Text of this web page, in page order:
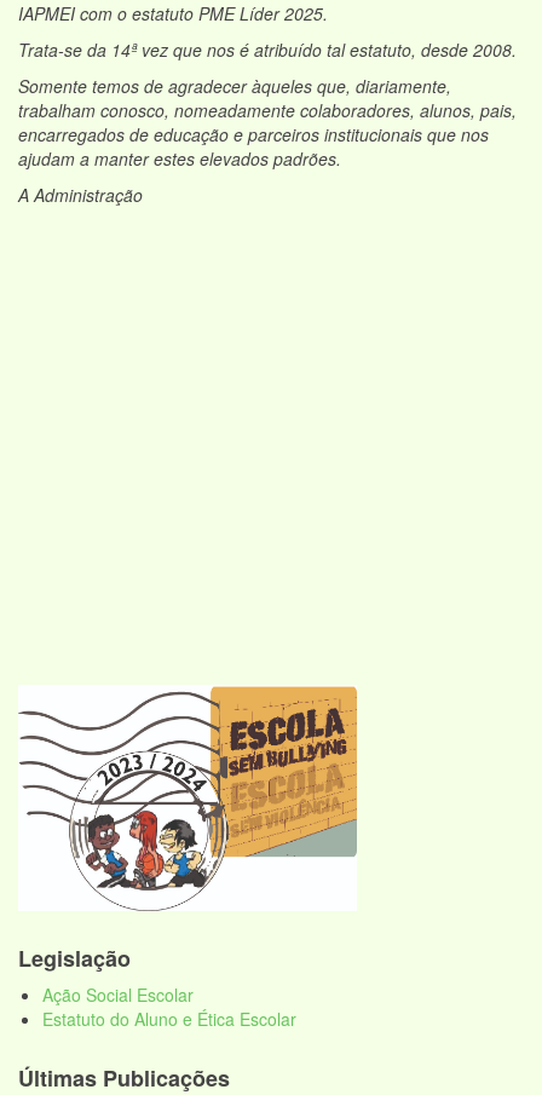
IAPMEI com o estatuto PME Líder 2025.
Trata-se da 14ª vez que nos é atribuído tal estatuto, desde 2008.
Somente temos de agradecer àqueles que, diariamente,
trabalham conosco, nomeadamente colaboradores, alunos, pais,
encarregados de educação e parceiros institucionais que nos
ajudam a manter estes elevados padrões.
A Administração
Legislação
Ação Social Escolar
Estatuto do Aluno e Ética Escolar
Últimas Publicações